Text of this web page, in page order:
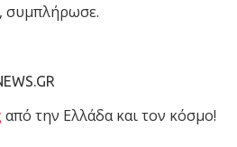
συμπλήρωσε.
από την Ελλάδα και τον κόσμο!